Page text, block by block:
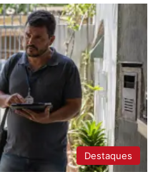
Destaques